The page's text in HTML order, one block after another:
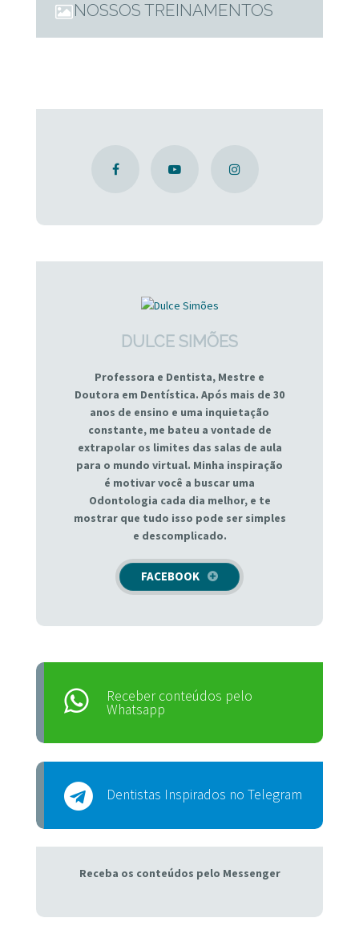
NOSSOS TREINAMENTOS
DULCE SIMÕES
Professora e Dentista, Mestre e
Doutora em Dentística. Após mais de 30
anos de ensino e uma inquietação
constante, me bateu a vontade de
extrapolar os limites das salas de aula
para o mundo virtual. Minha inspiração
é motivar você a buscar uma
Odontologia cada dia melhor, e te
mostrar que tudo isso pode ser simples
e descomplicado.
FACEBOOK
Receber conteúdos pelo
Whatsapp
Dentistas Inspirados no Telegram
Receba os conteúdos pelo Messenger